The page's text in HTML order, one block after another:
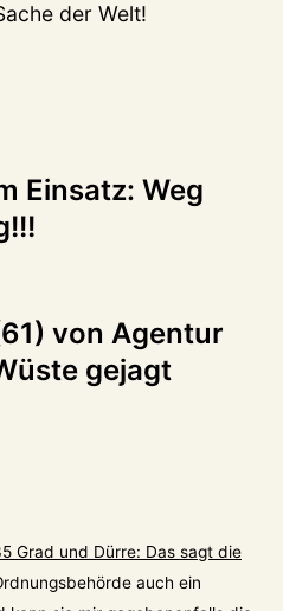
der Welt!
Einsatz: Weg
von Agentur
gejagt
Grad und Dürre: Das sagt die
auch ein